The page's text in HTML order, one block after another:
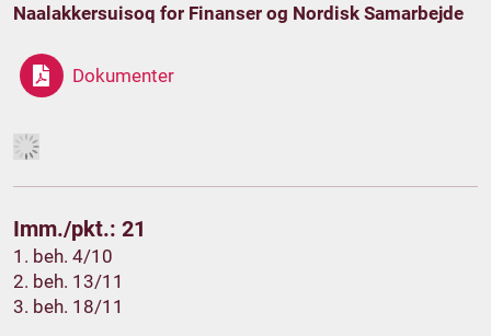
Naalakkersuisoq for Finanser og Nordisk Samarbejde
Dokumenter
Imm./pkt.: 21
1. beh. 4/10
2. beh. 13/11
3. beh. 18/11